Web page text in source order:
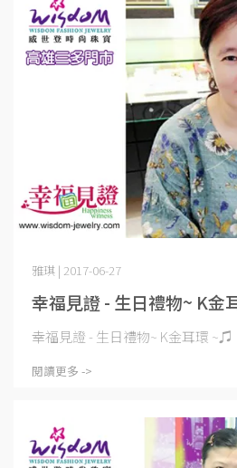
幸福見證 - 生日禮物~ K金
雅琪 | 2017-06-27
幸福見證 - 生日禮物~ K金耳環
閱讀更多 ->